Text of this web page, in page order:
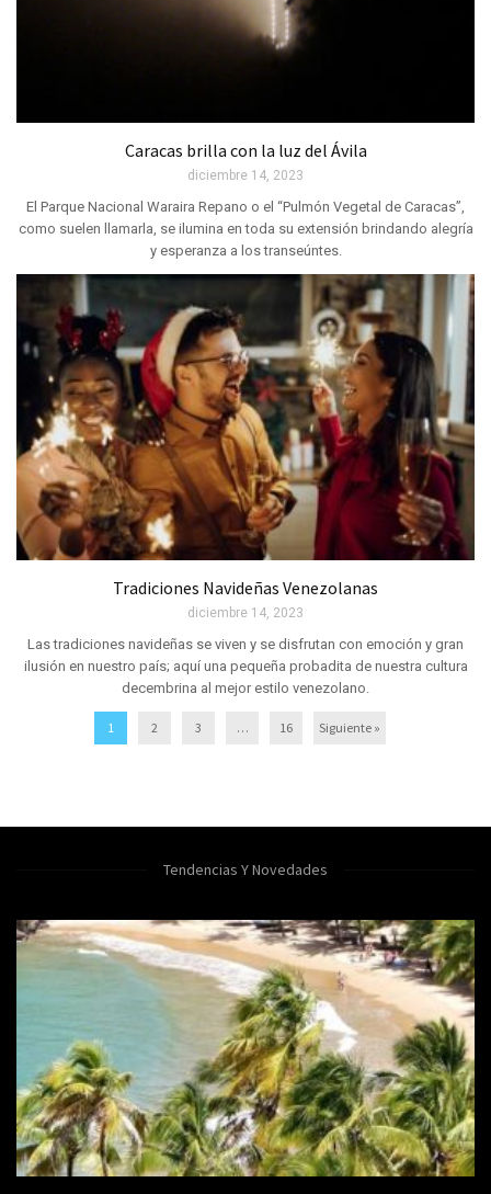
Caracas brilla con la luz del Ávila
diciembre 14, 2023
El Parque Nacional Waraira Repano o el “Pulmón Vegetal de Caracas”,
como suelen llamarla, se ilumina en toda su extensión brindando alegría
y esperanza a los transeúntes.
Tradiciones Navideñas Venezolanas
diciembre 14, 2023
Las tradiciones navideñas se viven y se disfrutan con emoción y gran
ilusión en nuestro país; aquí una pequeña probadita de nuestra cultura
decembrina al mejor estilo venezolano.
1 2 3 … 16 Siguiente »
Tendencias Y Novedades